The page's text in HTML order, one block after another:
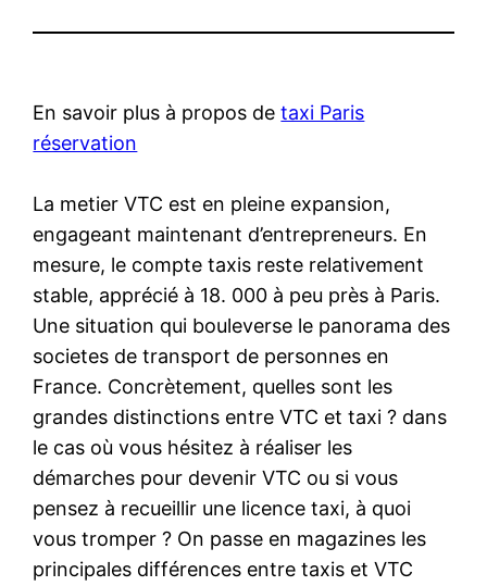
En savoir plus à propos detaxi Paris
réservation
La metier VTC est en pleine expansion,
engageant maintenant d’entrepreneurs. En
mesure, le compte taxis reste relativement
stable, apprécié à 18. 000 à peu près à Paris.
Une situation qui bouleverse le panorama des
societes de transport de personnes en
France. Concrètement, quelles sont les
grandes distinctions entre VTC et taxi ? dans
le cas où vous hésitez à réaliser les
démarches pour devenir VTC ou si vous
pensez à recueillir une licence taxi, à quoi
vous tromper ? On passe en magazines les
principales différences entre taxis et VTC